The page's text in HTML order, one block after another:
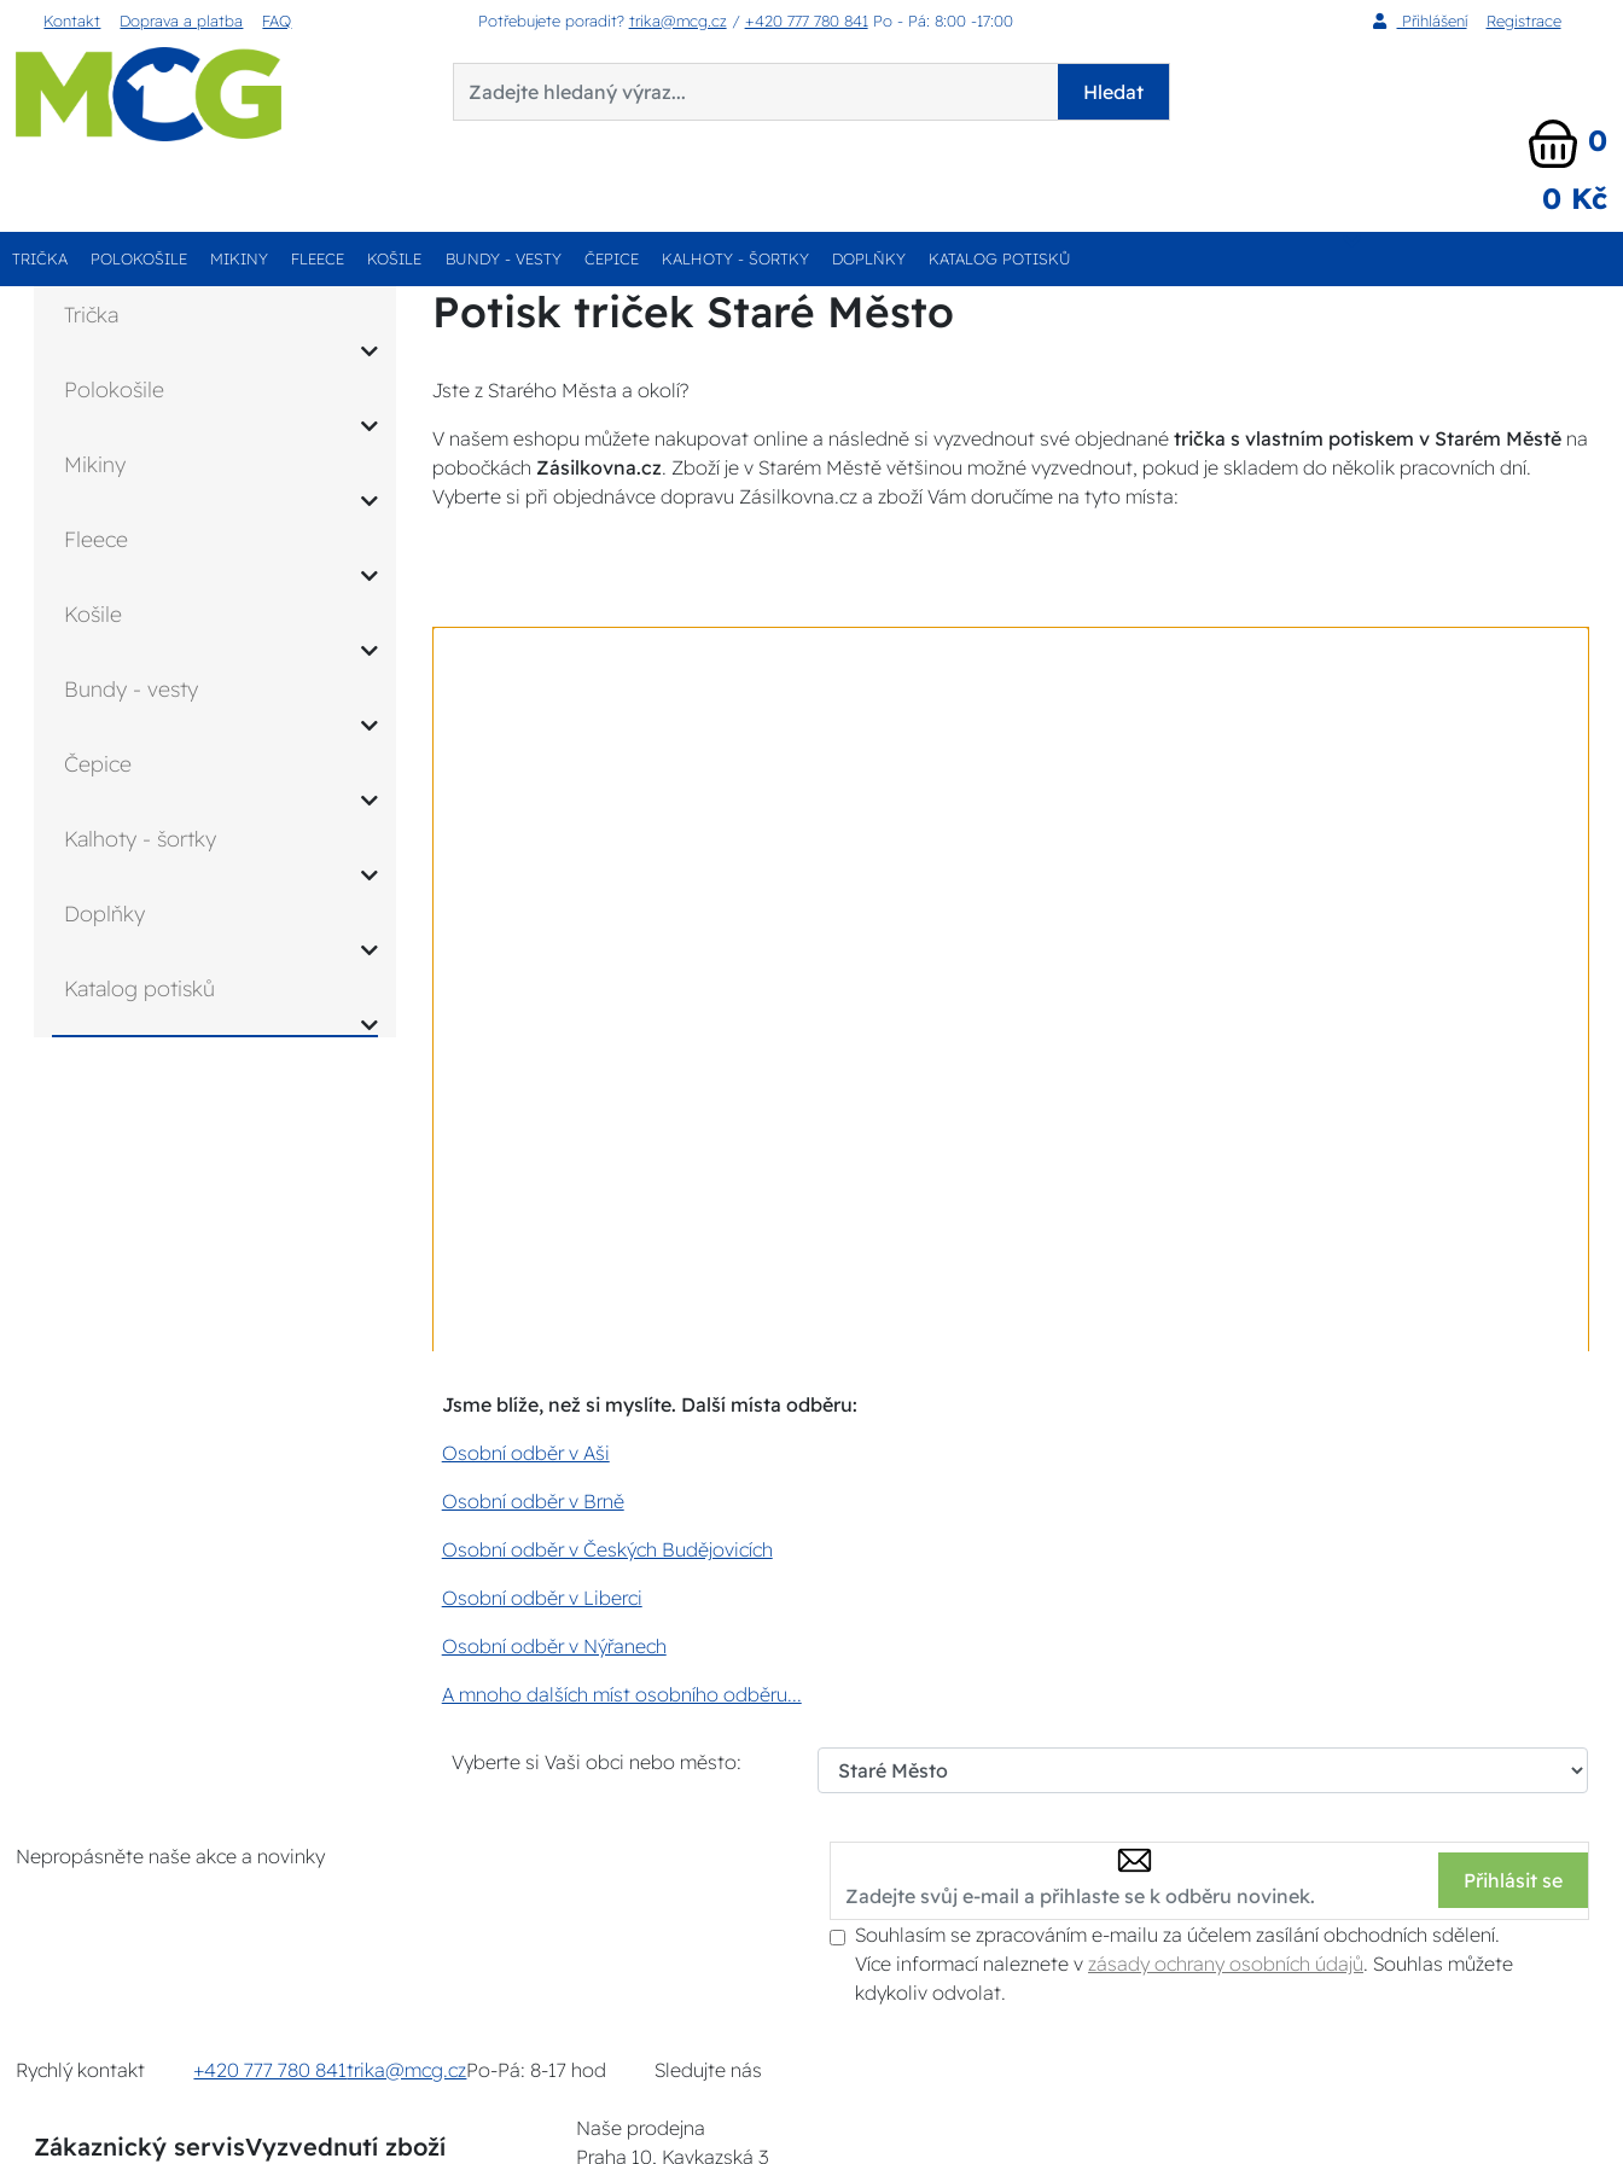
Kontakt Doprava a platba FAQ Potřebujete poradit? trika@mcg.cz / +420 777 780 841 Po - Pá: 8:00 -17:00 Přihlášení Registrace
Hledat
0
0 Kč
TRIČKA POLOKOŠILE MIKINY FLEECE KOŠILE BUNDY - VESTY ČEPICE KALHOTY - ŠORTKY DOPLŇKY KATALOG POTISKŮ
Trička
Polokošile
Mikiny
Fleece
Košile
Bundy - vesty
Čepice
Kalhoty - šortky
Doplňky
Katalog potisků
Potisk triček Staré Město
Jste z Starého Města a okolí?
V našem eshopu můžete nakupovat online a následně si vyzvednout své objednanétrička s vlastním potiskem v Starém Městěna
pobočkách Zásilkovna.cz. Zboží je v Starém Městě většinou možné vyzvednout, pokud je skladem do několik pracovních dní.
Vyberte si při objednávce dopravu Zásilkovna.cz a zboží Vám doručíme na tyto místa:
Jsme blíže, než si myslíte. Další místa odběru:
Osobní odběr v Aši
Osobní odběr v Brně
Osobní odběr v Českých Budějovicích
Osobní odběr v Liberci
Osobní odběr v Nýřanech
A mnoho dalších míst osobního odběru...
Vyberte si Vaši obci nebo město:
Nepropásněte naše akce a novinky
Přihlásit se
Souhlasím se zpracováním e-mailu za účelem zasílání obchodních sdělení.
Více informací naleznete v zásady ochrany osobních údajů. Souhlas můžete
kdykoliv odvolat.
Rychlý kontakt +420 777 780 841trika@mcg.czPo-Pá: 8-17 hod Sledujte nás
Zákaznický servisVyzvednutí zboží
Naše prodejna
Praha 10, Kavkazská 3